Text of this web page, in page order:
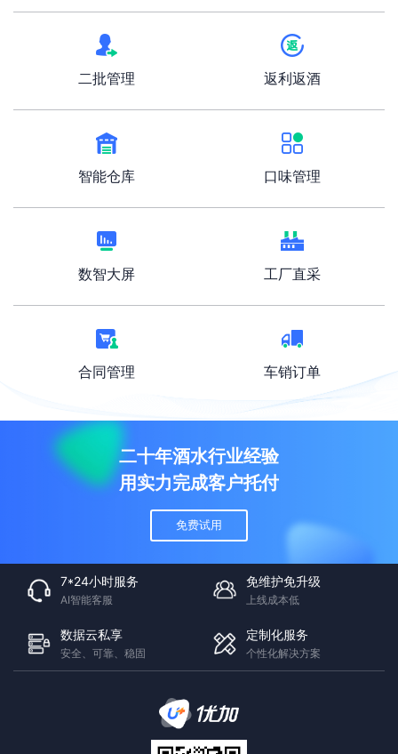
二批管理 返利返酒
智能仓库 口味管理
数智大屏 工厂直采
合同管理 车销订单
二十年酒水行业经验
用实力完成客户托付
免费试用
7*24小时服务
AI智能客服
免维护免升级
上线成本低
数据云私享
安全、可靠、稳固
定制化服务
个性化解决方案